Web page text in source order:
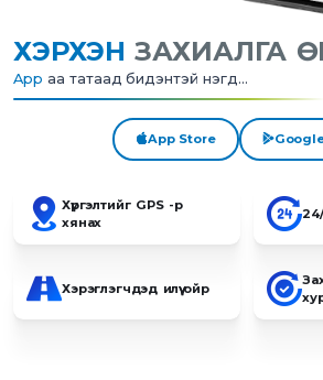
ХЭРХЭН ЗАХИАЛГА
App аа татаад бидэнтэй нэгд...
App Store
Хүргэлтийг GPS -р
хянах
Хэрэглэгчдэд илүү ойр